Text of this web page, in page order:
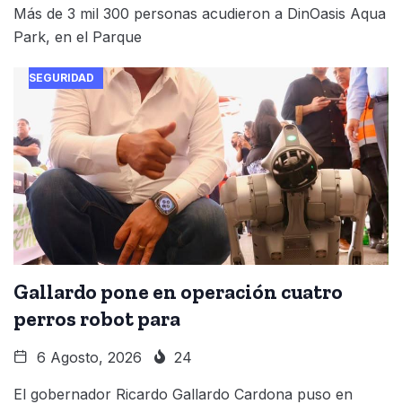
Más de 3 mil 300 personas acudieron a DinOasis Aqua
Park, en el Parque
SEGURIDAD
Gallardo pone en operación cuatro
perros robot para
6 Agosto, 2026 24
El gobernador Ricardo Gallardo Cardona puso en